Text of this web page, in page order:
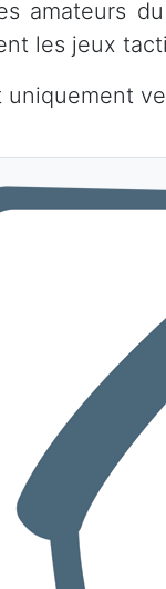
amateurs
les jeux
uniquement